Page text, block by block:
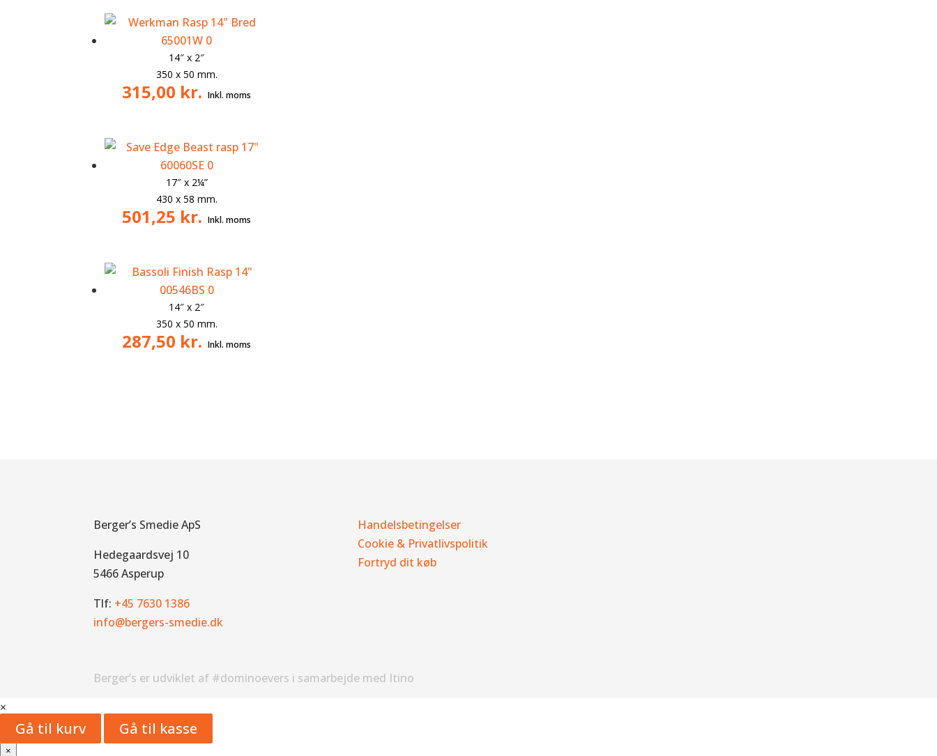
14″ x 2″
350 x 50 mm.
315,00 kr.
17″ x 2¼”
430 x 58 mm.
501,25 kr.
14″ x 2″
350 x 50 mm.
287,50 kr.
Berger’s Smedie ApS
Hedegaardsvej 10
5466 Asperup
Tlf: +45 7630 1386
info@bergers-smedie.dk
Handelsbetingelser
Cookie & Privatlivspolitik
Fortryd dit køb
Berger’s er udviklet af #dominoevers i samarbejde med Itino
×
Gå til kurv Gå til kasse
×